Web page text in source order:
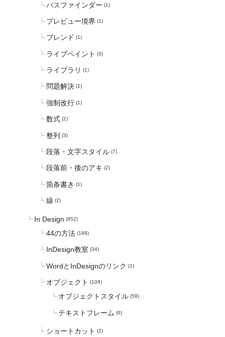
パスファインダー (1)
プレビュー境界 (1)
ブレンド (1)
ライブペイント (3)
ライブラリ (1)
問題解決 (2)
強制改行 (1)
数式 (2)
整列 (3)
段落・文字スタイル (7)
段落前・後のアキ (2)
箇条書き (1)
線 (2)
In Design (952)
44の方法 (189)
InDesign教室 (34)
WordとInDesignのリンク (1)
オブジェクト (109)
オブジェクトスタイル (58)
テキストフレーム (6)
ショートカット (2)